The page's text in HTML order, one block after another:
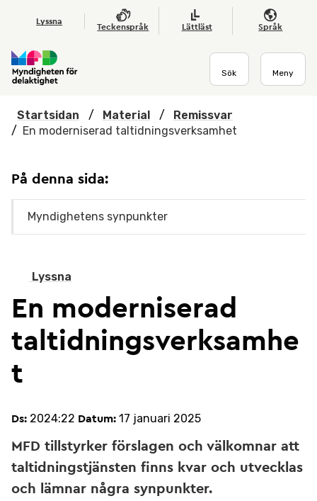
Hoppa till huvudmenyn
Lyssna
Teckenspråk Lättläst Språk
Sök Meny
Startsidan / Material /
Remissvar
/ En moderniserad taltidningsverksamhet
Lyssna
En moderniserad
taltidningsverksamhe
t
Ds: 2024:22 Datum: 17 januari 2025
MFD tillstyrker förslagen och välkomnar att
taltidningstjänsten finns kvar och utvecklas
och lämnar några synpunkter.
På denna sida:
Myndighetens synpunkter